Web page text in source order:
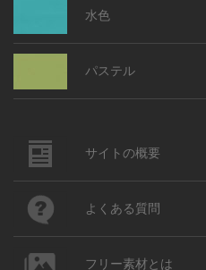
水色
パステル
サイトの概要
よくある質問
フリー素材とは